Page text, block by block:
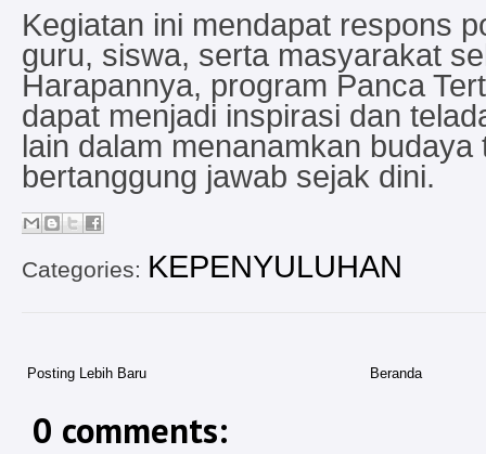
Kegiatan ini mendapat respons
guru, siswa, serta masyarakat
Harapannya, program Panca
dapat menjadi inspirasi dan
lain dalam menanamkan budaya
bertanggung jawab sejak dini.
Categories: KEPENYULUHAN
Posting Lebih Baru Beranda
0 comments: